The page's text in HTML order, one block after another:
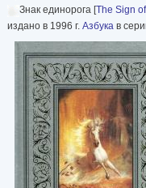
Знак единорога [The Sign
издано в 1996 г. Азбука в